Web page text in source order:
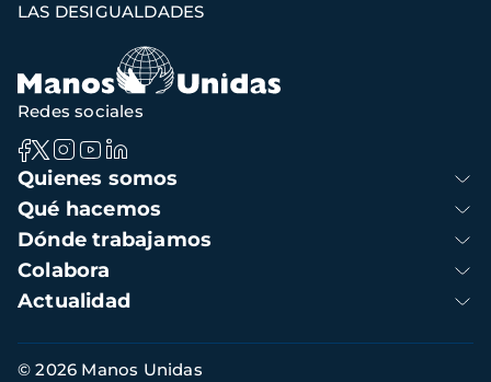
LAS DESIGUALDADES
Navegación
principal
Quienes somos
Qué hacemos
Dónde trabajamos
Colabora
Actualidad
Redes sociales
Información
© 2026 Manos Unidas